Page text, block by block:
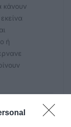
κάνουν
ή